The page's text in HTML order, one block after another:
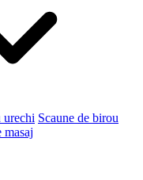
Scaune de birou
masaj